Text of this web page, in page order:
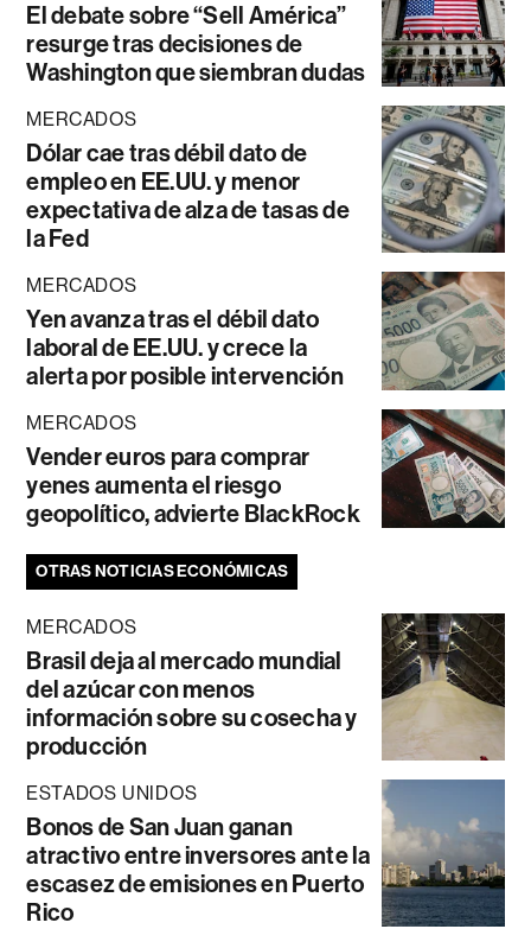
El debate sobre “Sell América”
resurge tras decisiones de
Washington que siembran dudas
MERCADOS
Dólar cae tras débil dato de
empleo en EE.UU. y menor
expectativa de alza de tasas de
la Fed
MERCADOS
Yen avanza tras el débil dato
laboral de EE.UU. y crece la
alerta por posible intervención
MERCADOS
Vender euros para comprar
yenes aumenta el riesgo
geopolítico, advierte BlackRock
OTRAS NOTICIAS ECONÓMICAS
MERCADOS
Brasil deja al mercado mundial
del azúcar con menos
información sobre su cosecha y
producción
ESTADOS UNIDOS
Bonos de San Juan ganan
atractivo entre inversores ante la
escasez de emisiones en Puerto
Rico